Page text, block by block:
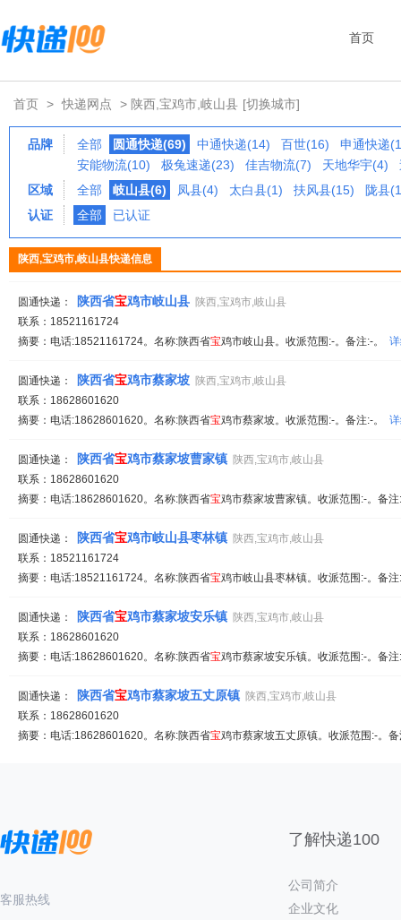
首页
首页 > 快递网点 > 陕西,宝鸡市,岐山县 [切换城市]
品牌 全部 圆通快递(69) 中通快递(14) 百世(16)
申通快递
安能物流(10)
极兔速递(23) 佳吉物流(7) 天地华宇(4)
区域
全部 岐山县(6) 凤县(4) 太白县(1) 扶风县(15)
陇县
认证
全部 已认证
陕西,宝鸡市,岐山县快递信息
圆通快递： 陕西省宝鸡市岐山县 陕西,宝鸡市,岐山县
联系：18521161724
摘要：电话:18521161724。名称:陕西省宝鸡市岐山县。收派范围:-。备注:-。
圆通快递： 陕西省宝鸡市蔡家坡 陕西,宝鸡市,岐山县
联系：18628601620
摘要：电话:18628601620。名称:陕西省宝鸡市蔡家坡。收派范围:-。备注:-。
圆通快递： 陕西省宝鸡市蔡家坡曹家镇 陕西,宝鸡市,岐山县
联系：18628601620
摘要：电话:18628601620。名称:陕西省宝鸡市蔡家坡曹家镇。收派范围:-。备
圆通快递： 陕西省宝鸡市岐山县枣林镇 陕西,宝鸡市,岐山县
联系：18521161724
摘要：电话:18521161724。名称:陕西省宝鸡市岐山县枣林镇。收派范围:-。备
圆通快递： 陕西省宝鸡市蔡家坡安乐镇 陕西,宝鸡市,岐山县
联系：18628601620
摘要：电话:18628601620。名称:陕西省宝鸡市蔡家坡安乐镇。收派范围:-。备
圆通快递： 陕西省宝鸡市蔡家坡五丈原镇 陕西,宝鸡市,岐山县
联系：18628601620
摘要：电话:18628601620。名称:陕西省宝鸡市蔡家坡五丈原镇。收派范围:-。
客服热线
了解快递100
公司简介
企业文化